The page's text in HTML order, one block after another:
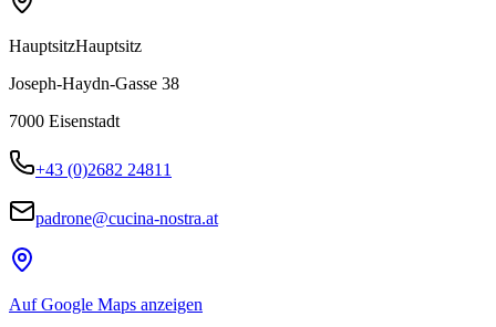
HauptsitzHauptsitz
Joseph-Haydn-Gasse 38
7000 Eisenstadt
+43 (0)2682 24811
padrone@cucina-nostra.at
Auf Google Maps anzeigen